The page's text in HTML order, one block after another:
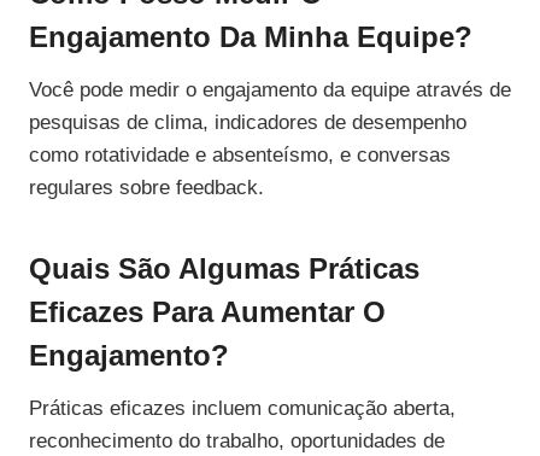
Engajamento Da Minha Equipe?
Você pode medir o engajamento da equipe através de
pesquisas de clima, indicadores de desempenho
como rotatividade e absenteísmo, e conversas
regulares sobre feedback.
Quais São Algumas Práticas
Eficazes Para Aumentar O
Engajamento?
Práticas eficazes incluem comunicação aberta,
reconhecimento do trabalho, oportunidades de